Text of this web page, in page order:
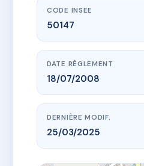
CODE INSEE
50147
DATE RÈGLEMENT
18/07/2008
DERNIÈRE MODIF.
25/03/2025